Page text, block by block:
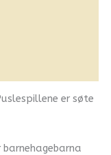
er søte